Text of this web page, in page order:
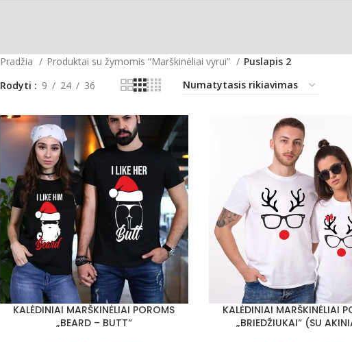
Pradžia Produktai su žymomis “Marškinėliai vyrui”
Puslapis 2
Rodyti
9 24 36
PASIRINKTI SAVYBES
KALĖDINIAI MARŠKINĖLIAI POROMS
„BEARD – BUTT“
PASIRINKTI SAVYBES
KALĖDINIAI MARŠKINĖLIAI
„BRIEDŽIUKAI“ (SU